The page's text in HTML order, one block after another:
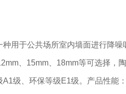
种用于公共场所室内墙面进行降
、15mm、18mm等可选择，
级、环保等级E1级。产品性能